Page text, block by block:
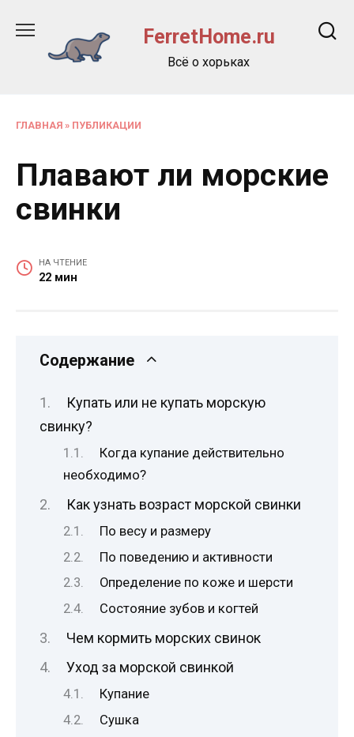
содержанию
FerretHome.ru
Всё о хорьках
ГЛАВНАЯ » ПУБЛИКАЦИИ
Плавают ли морские
свинки
НА ЧТЕНИЕ
22 мин
Содержание
Купать или не купать морскую
свинку?
Когда купание действительно
необходимо?
Как узнать возраст морской свинки
По весу и размеру
По поведению и активности
Определение по коже и шерсти
Состояние зубов и когтей
Чем кормить морских свинок
Уход за морской свинкой
Купание
Сушка